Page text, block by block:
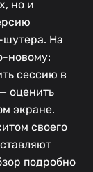
но и
шутера. На
новому:
сессию в
оценить
экране.
своего
подробно